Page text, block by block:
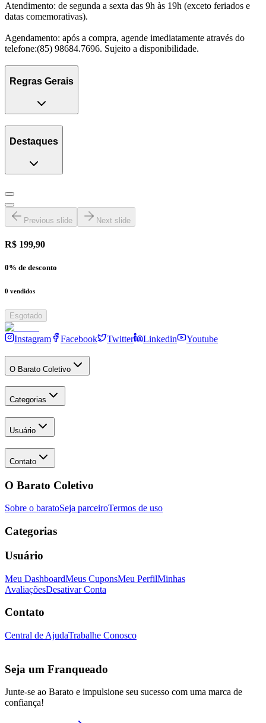
Atendimento: de segunda a sexta das 9h às 19h (exceto feriados e
datas comemorativas).
Agendamento: após a compra, agende imediatamente através do
telefone:(85) 98684.7696. Sujeito a disponibilidade.
Regras Gerais
Destaques
Previous slide Next slide
R$ 199,90
0% de desconto
0 vendidos
Esgotado
Instagram Facebook Twitter Linkedin Youtube
O Barato Coletivo
Categorias
Usuário
Contato
O Barato Coletivo
Sobre o baratoSeja parceiroTermos de uso
Categorias
Usuário
Meu DashboardMeus CuponsMeu PerfilMinhas
AvaliaçõesDesativar Conta
Contato
Central de AjudaTrabalhe Conosco
Seja um Franqueado
Junte-se ao Barato e impulsione seu sucesso com uma marca de
confiança!